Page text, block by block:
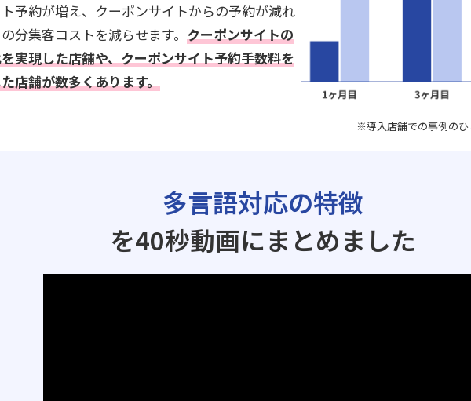
予約が増え、クーポンサイトからの予約が減れ
分集客コストを減らせます。 クーポンサイトの
実現した店舗や、クーポンサイト予約手数料を
店舗が数多くあります。
※導入店舗での事例のひ
多言語対応の特徴
を40秒動画にまとめました